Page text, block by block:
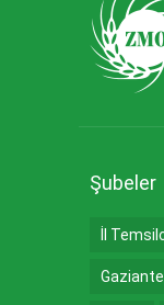
Şubeler
İl